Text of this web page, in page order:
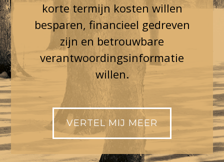
korte termijn kosten willen
besparen, financieel gedreven
zijn en betrouwbare
verantwoordingsinformatie
willen.
VERTEL MIJ MEER